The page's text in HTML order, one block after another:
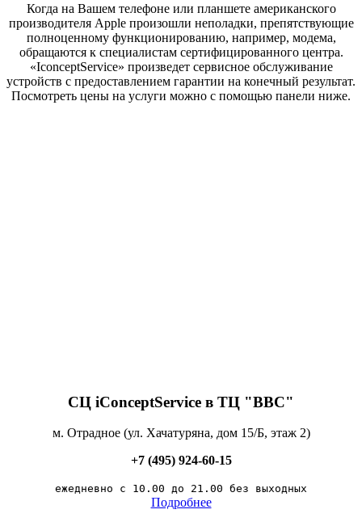
Когда на Вашем телефоне или планшете американского
производителя Apple произошли неполадки, препятствующие
полноценному функционированию, например, модема,
обращаются к специалистам сертифицированного центра.
«IconceptService» произведет сервисное обслуживание
устройств с предоставлением гарантии на конечный результат.
Посмотреть цены на услуги можно с помощью панели ниже.
СЦ iConceptService в ТЦ "ВВС"
м. Отрадное (ул. Хачатуряна, дом 15/Б, этаж 2)
+7 (495) 924-60-15
ежедневно с 10.00 до 21.00 без выходных
Подробнее